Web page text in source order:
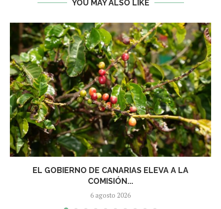
YOU MAY ALSO LIKE
EL GOBIERNO DE CANARIAS ELEVA A LA
COMISIÓN...
6 agosto 2026